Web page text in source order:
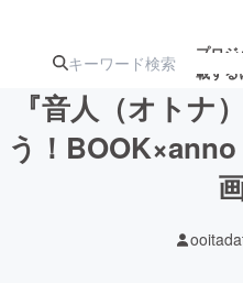
プロ
載する
注目の新着
『音人（オトナ
う！